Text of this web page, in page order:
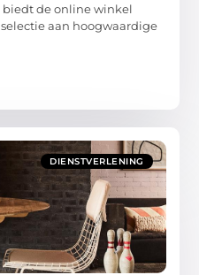
biedt de online winkel
aan hoogwaardige
DIENSTVERLENING